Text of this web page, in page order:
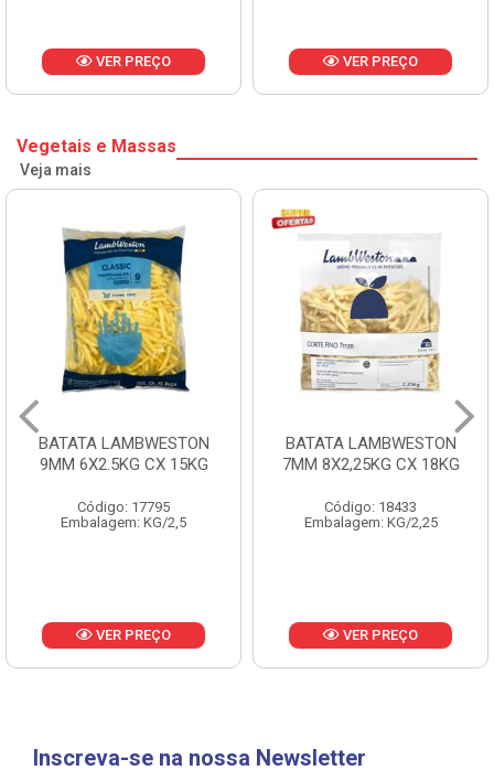
VER PREÇO VER PREÇO
Vegetais e Massas
Veja mais
BATATA LAMBWESTON
9MM 6X2.5KG CX 15KG
Código: 17795
Embalagem: KG/2,5
VER PREÇO
BATATA LAMBWESTON
7MM 8X2,25KG CX 18KG
Código: 18433
Embalagem: KG/2,25
VER PREÇO
Inscreva-se na nossa Newsletter